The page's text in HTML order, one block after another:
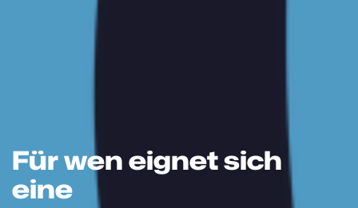
Für wen eignet sich
eine